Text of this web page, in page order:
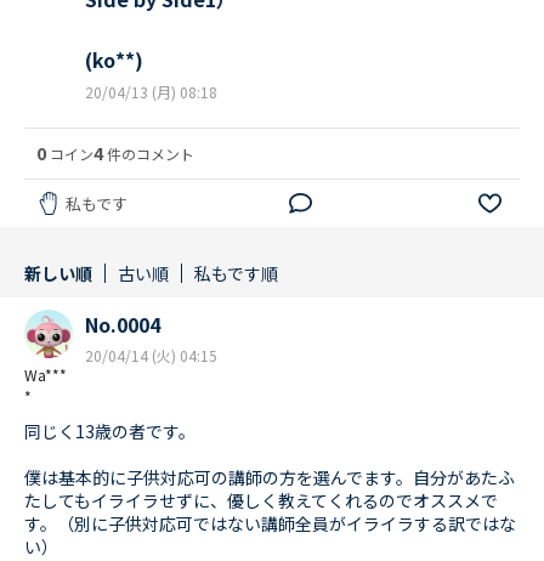
(ko**)
20/04/13 (月) 08:18
0 コイン4件のコメント
私もです
新しい順 古い順 私もです順
Wa***
*
No.0004
20/04/14 (火) 04:15
同じく13歳の者です。
僕は基本的に子供対応可の講師の方を選んでます。自分があたふ
たしてもイライラせずに、優しく教えてくれるのでオススメで
す。（別に子供対応可ではない講師全員がイライラする訳ではな
い）